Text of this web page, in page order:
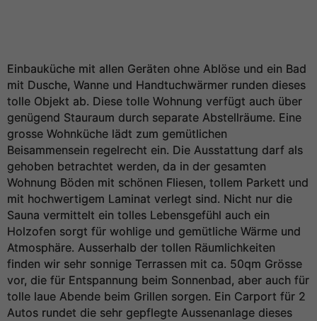
Einbauküche mit allen Geräten ohne Ablöse und ein Bad
mit Dusche, Wanne und Handtuchwärmer runden dieses
tolle Objekt ab. Diese tolle Wohnung verfügt auch über
genügend Stauraum durch separate Abstellräume. Eine
grosse Wohnküche lädt zum gemütlichen
Beisammensein regelrecht ein. Die Ausstattung darf als
gehoben betrachtet werden, da in der gesamten
Wohnung Böden mit schönen Fliesen, tollem Parkett und
mit hochwertigem Laminat verlegt sind. Nicht nur die
Sauna vermittelt ein tolles Lebensgefühl auch ein
Holzofen sorgt für wohlige und gemütliche Wärme und
Atmosphäre. Ausserhalb der tollen Räumlichkeiten
finden wir sehr sonnige Terrassen mit ca. 50qm Grösse
vor, die für Entspannung beim Sonnenbad, aber auch für
tolle laue Abende beim Grillen sorgen. Ein Carport für 2
Autos rundet die sehr gepflegte Aussenanlage dieses